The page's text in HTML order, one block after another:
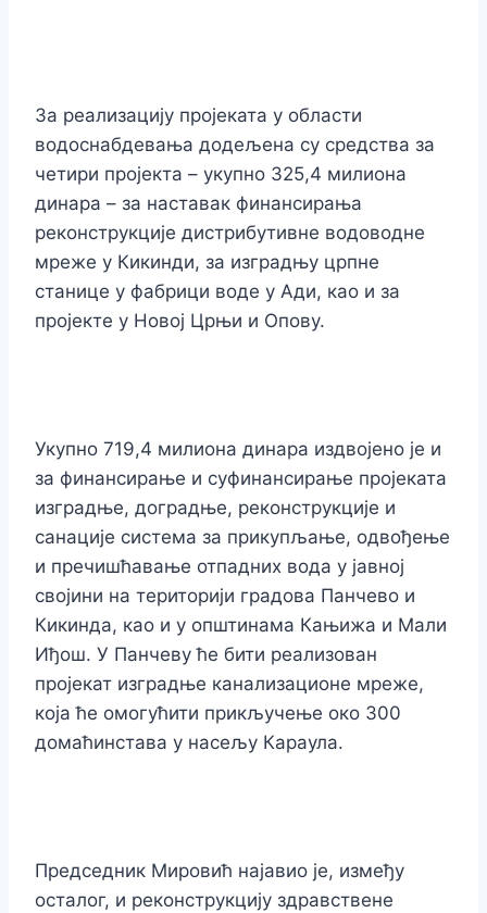
За реализацију пројеката у области
водоснабдевања додељена су средства за
четири пројекта – укупно 325,4 милиона
динара – за наставак финансирања
реконструкције дистрибутивне водоводне
мреже у Кикинди, за изградњу црпне
станице у фабрици воде у Ади, као и за
пројекте у Новој Црњи и Опову.
Укупно 719,4 милиона динара издвојено је и
за финансирање и суфинансирање пројеката
изградње, доградње, реконструкције и
санације система за прикупљање, одвођење
и пречишћавање отпадних вода у јавној
својини на територији градова Панчево и
Кикинда, као и у општинама Кањижа и Мали
Иђош. У Панчеву ће бити реализован
пројекат изградње канализационе мреже,
која ће омогућити прикључење око 300
домаћинстава у насељу Караула.
Председник Мировић најавио је, између
осталог, и реконструкцију здравствене